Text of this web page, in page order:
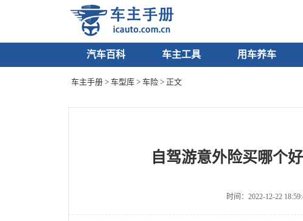
汽车百科 车主工具 用车养车
车主手册 > 车型库 > 车险 > 正文
自驾游意外险买哪个
时间：2022-12-22